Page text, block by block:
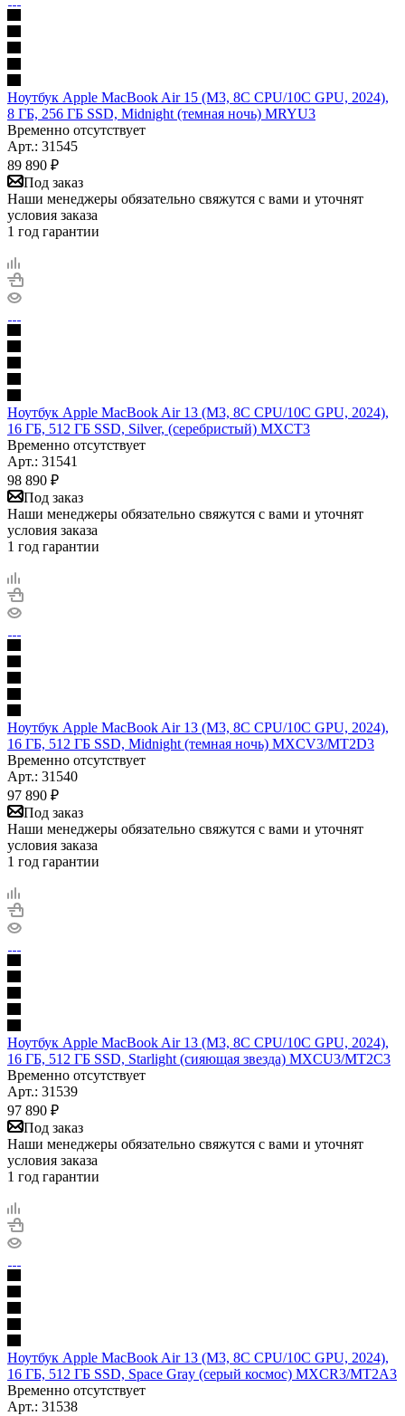
Ноутбук Apple MacBook Air 15 (M3, 8C CPU/10C GPU, 2024),
8 ГБ, 256 ГБ SSD, Midnight (темная ночь) MRYU3
Временно отсутствует
Арт.: 31545
89 890 ₽
Под заказ
Наши менеджеры обязательно свяжутся с вами и уточнят
условия заказа
1 год гарантии
Ноутбук Apple MacBook Air 13 (M3, 8C CPU/10C GPU, 2024),
16 ГБ, 512 ГБ SSD, Silver, (серебристый) MXCT3
Временно отсутствует
Арт.: 31541
98 890 ₽
Под заказ
Наши менеджеры обязательно свяжутся с вами и уточнят
условия заказа
1 год гарантии
Ноутбук Apple MacBook Air 13 (M3, 8C CPU/10C GPU, 2024),
16 ГБ, 512 ГБ SSD, Midnight (темная ночь) MXCV3/MT2D3
Временно отсутствует
Арт.: 31540
97 890 ₽
Под заказ
Наши менеджеры обязательно свяжутся с вами и уточнят
условия заказа
1 год гарантии
Ноутбук Apple MacBook Air 13 (M3, 8C CPU/10C GPU, 2024),
16 ГБ, 512 ГБ SSD, Starlight (сияющая звезда) MXCU3/MT2C3
Временно отсутствует
Арт.: 31539
97 890 ₽
Под заказ
Наши менеджеры обязательно свяжутся с вами и уточнят
условия заказа
1 год гарантии
Ноутбук Apple MacBook Air 13 (M3, 8C CPU/10C GPU, 2024),
16 ГБ, 512 ГБ SSD, Space Gray (серый космос) MXCR3/MT2A3
Временно отсутствует
Арт.: 31538